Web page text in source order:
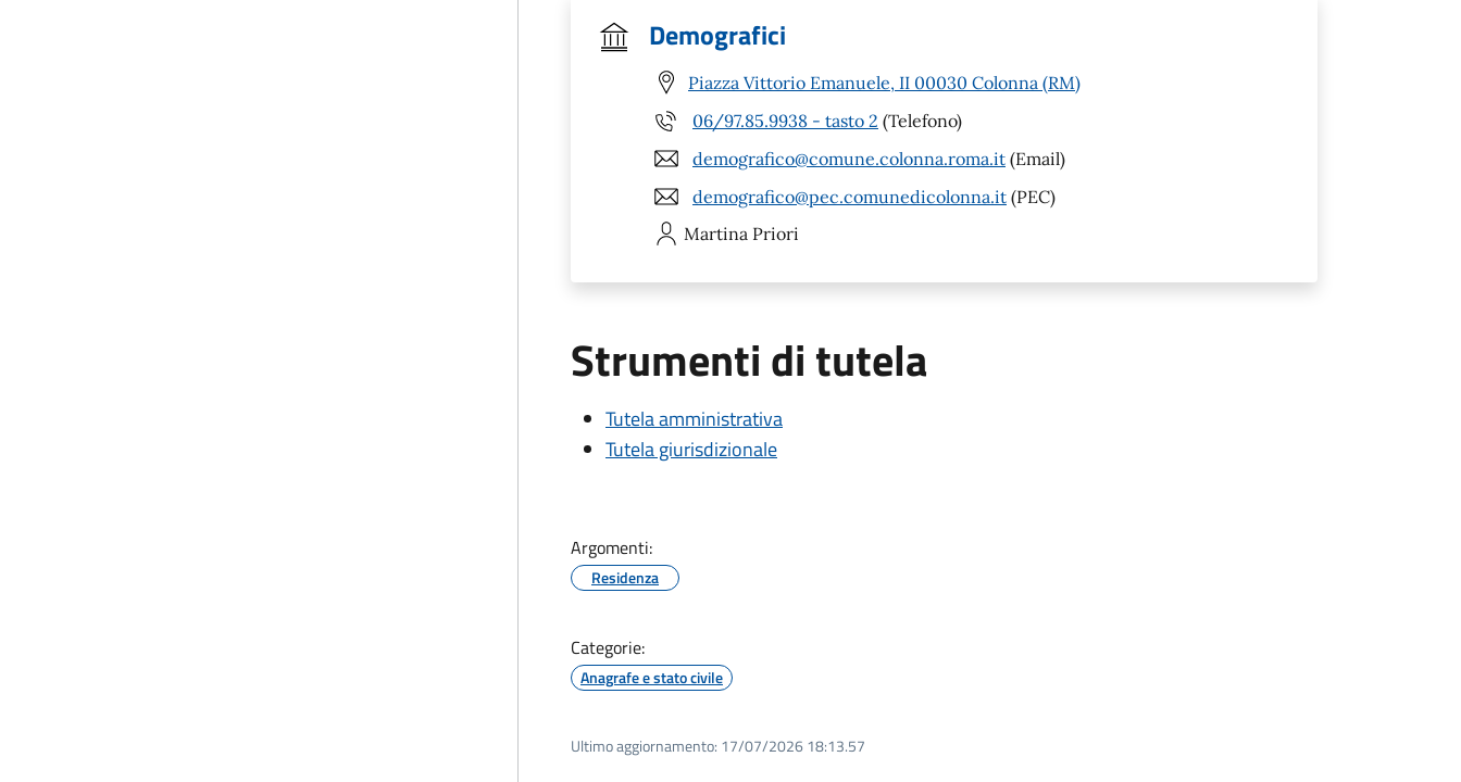
Demografici
Piazza Vittorio Emanuele, II 00030 Colonna (RM)
06/97.85.9938 - tasto 2 (Telefono)
demografico@comune.colonna.roma.it (Email)
demografico@pec.comunedicolonna.it (PEC)
Martina Priori
Strumenti di tutela
Tutela amministrativa
Tutela giurisdizionale
Argomenti:
Residenza
Categorie:
Anagrafe e stato civile
Ultimo aggiornamento: 17/07/2026 18:13.57